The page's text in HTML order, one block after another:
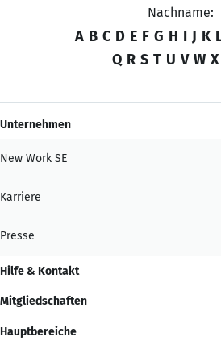
Nachname:
A B C D E F G H I J K
Q R S T U V W X
Unternehmen
New Work SE
Karriere
Presse
Hilfe & Kontakt
Mitgliedschaften
Hauptbereiche